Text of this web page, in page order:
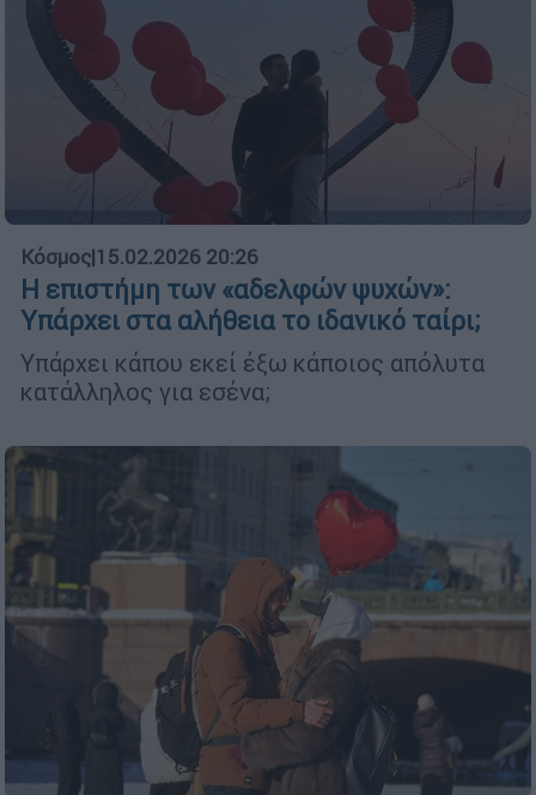
Κόσμος|15.02.2026 20:26
Η επιστήμη των «αδελφών ψυχών»:
Υπάρχει στα αλήθεια το ιδανικό ταίρι;
Υπάρχει κάπου εκεί έξω κάποιος απόλυτα
κατάλληλος για εσένα;